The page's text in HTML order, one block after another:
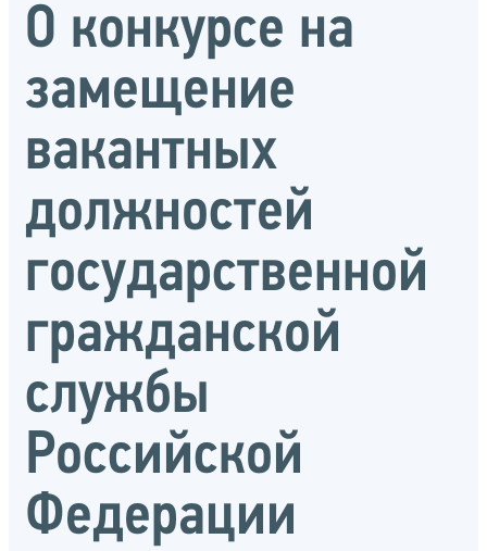
О конкурсе на
замещение
вакантных
должностей
государственной
гражданской
службы
Российской
Федерации